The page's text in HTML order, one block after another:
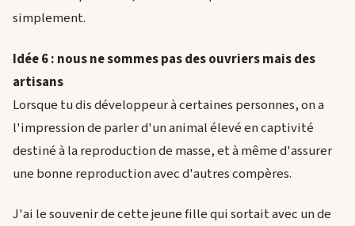
simplement.
Idée 6 : nous ne sommes pas des ouvriers mais des
artisans
Lorsque tu dis développeur à certaines personnes, on a
l'impression de parler d'un animal élevé en captivité
destiné à la reproduction de masse, et à même d'assurer
une bonne reproduction avec d'autres compères.
J'ai le souvenir de cette jeune fille qui sortait avec un de